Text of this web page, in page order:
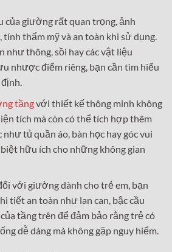
của giường rất quan trọng, ảnh
thẩm mỹ và an toàn khi sử dụng.
như thông, sồi hay các vật liệu
nhược điểm riêng, bạn cần tìm hiểu
tầngvới thiết kế thông minh không
tích mà còn có thể tích hợp thêm
như tủ quần áo, bàn học hay góc vui
hữu ích cho những không gian
với giường dành cho trẻ em, bạn
tiết an toàn như lan can, bậc cầu
tầng trên để đảm bảo rằng trẻ có
dễ dàng mà không gặp nguy hiểm.